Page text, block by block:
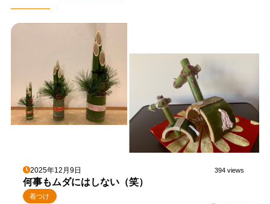
2025年12月9日 394 views
何事もムダにはしない（笑）
着つけ